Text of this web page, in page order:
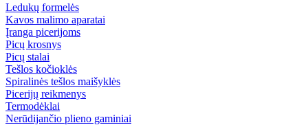
Ledukų formelės
Kavos malimo aparatai
Įranga picerijoms
Picų krosnys
Picų stalai
Tešlos kočioklės
Spiralinės tešlos maišyklės
Picerijų reikmenys
Termodėklai
Nerūdijančio plieno gaminiai